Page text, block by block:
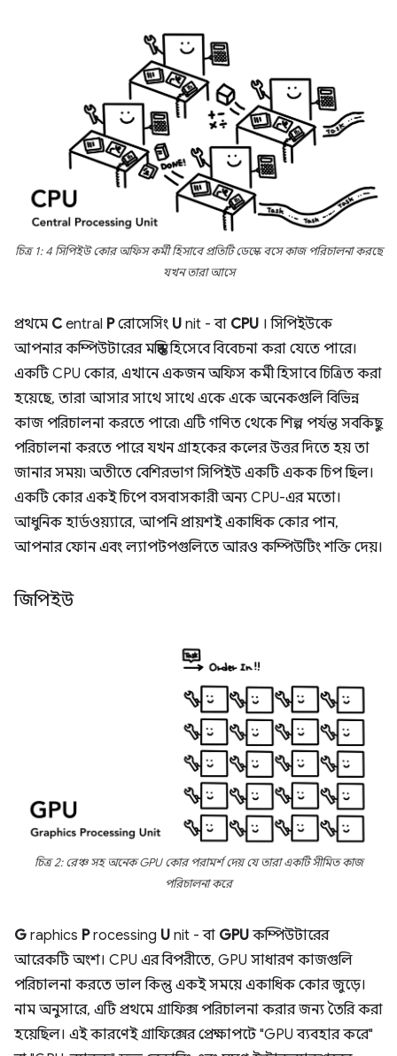
চিত্র 1: 4 সিপিইউ কোর অফিস কর্মী হিসাবে প্রতিটি ডেস্কে বসে কাজ পরিচালনা করছে
যখন তারা আসে
প্রথমে C entral Pরোসেসিং U nit - বা CPU । সিপিইউকে
আপনার কম্পিউটারের মস্তিষ্ক হিসেবে বিবেচনা করা যেতে পারে।
একটি CPU কোর, এখানে একজন অফিস কর্মী হিসাবে চিত্রিত করা
হয়েছে, তারা আসার সাথে সাথে একে একে অনেকগুলি বিভিন্ন
কাজ পরিচালনা করতে পারে৷ এটি গণিত থেকে শিল্প পর্যন্ত সবকিছু
পরিচালনা করতে পারে যখন গ্রাহকের কলের উত্তর দিতে হয় তা
জানার সময়৷ অতীতে বেশিরভাগ সিপিইউ একটি একক চিপ ছিল।
একটি কোর একই চিপে বসবাসকারী অন্য CPU-এর মতো।
আধুনিক হার্ডওয়্যারে, আপনি প্রায়শই একাধিক কোর পান,
আপনার ফোন এবং ল্যাপটপগুলিতে আরও কম্পিউটিং শক্তি দেয়।
জিপিইউ
চিত্র 2: রেঞ্চ সহ অনেক GPU কোর পরামর্শ দেয় যে তারা একটি সীমিত কাজ
পরিচালনা করে
G raphics Processing U nit - বা GPU কম্পিউটারের
আরেকটি অংশ। CPU এর বিপরীতে, GPU সাধারণ কাজগুলি
পরিচালনা করতে ভাল কিন্তু একই সময়ে একাধিক কোর জুড়ে।
নাম অনুসারে, এটি প্রথমে গ্রাফিক্স পরিচালনা করার জন্য তৈরি করা
হয়েছিল। এই কারণেই গ্রাফিক্সের প্রেক্ষাপটে "GPU ব্যবহার করে"